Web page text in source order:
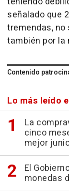
señalado que
tremendas, no
también por la
Contenido
Lo más leído
La
cinco
mejor
El
monedas